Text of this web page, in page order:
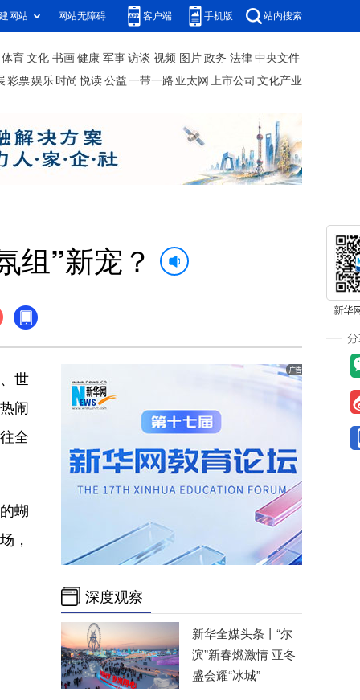
网站 网站无障碍 客户端 手机版 站内搜索
体育 文化 书画 健康 军事 访谈 视频 图片 政务 法律 中央文件
彩票娱乐 时尚 悦读 公益 一带一路 亚太网 上市公司 文化产业
组”新宠？
世
闹
全
蝴
，
深度观察
新华全媒头条丨 “尔
滨”新春燃激情 亚冬
盛会耀“冰城”